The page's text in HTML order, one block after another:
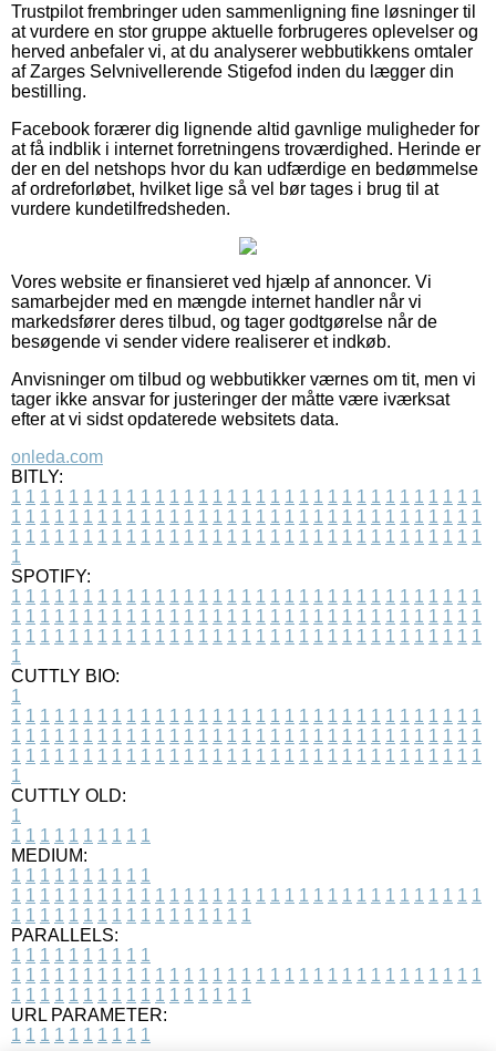
Trustpilot frembringer uden sammenligning fine løsninger til
at vurdere en stor gruppe aktuelle forbrugeres oplevelser og
herved anbefaler vi, at du analyserer webbutikkens omtaler
af Zarges Selvnivellerende Stigefod inden du lægger din
bestilling.
Facebook forærer dig lignende altid gavnlige muligheder for
at få indblik i internet forretningens troværdighed. Herinde er
der en del netshops hvor du kan udfærdige en bedømmelse
af ordreforløbet, hvilket lige så vel bør tages i brug til at
vurdere kundetilfredsheden.
Vores website er finansieret ved hjælp af annoncer. Vi
samarbejder med en mængde internet handler når vi
markedsfører deres tilbud, og tager godtgørelse når de
besøgende vi sender videre realiserer et indkøb.
Anvisninger om tilbud og webbutikker værnes om tit, men vi
tager ikke ansvar for justeringer der måtte være iværksat
efter at vi sidst opdaterede websitets data.
onleda.com
BITLY:
1 1 1 1 1 1 1 1 1 1 1 1 1 1 1 1 1 1 1 1 1 1 1 1 1 1 1 1 1 1 1 1 1
1 1 1 1 1 1 1 1 1 1 1 1 1 1 1 1 1 1 1 1 1 1 1 1 1 1 1 1 1 1 1 1 1
1 1 1 1 1 1 1 1 1 1 1 1 1 1 1 1 1 1 1 1 1 1 1 1 1 1 1 1 1 1 1 1 1
1
SPOTIFY:
1 1 1 1 1 1 1 1 1 1 1 1 1 1 1 1 1 1 1 1 1 1 1 1 1 1 1 1 1 1 1 1 1
1 1 1 1 1 1 1 1 1 1 1 1 1 1 1 1 1 1 1 1 1 1 1 1 1 1 1 1 1 1 1 1 1
1 1 1 1 1 1 1 1 1 1 1 1 1 1 1 1 1 1 1 1 1 1 1 1 1 1 1 1 1 1 1 1 1
1
CUTTLY BIO:
1
1 1 1 1 1 1 1 1 1 1 1 1 1 1 1 1 1 1 1 1 1 1 1 1 1 1 1 1 1 1 1 1 1
1 1 1 1 1 1 1 1 1 1 1 1 1 1 1 1 1 1 1 1 1 1 1 1 1 1 1 1 1 1 1 1 1
1 1 1 1 1 1 1 1 1 1 1 1 1 1 1 1 1 1 1 1 1 1 1 1 1 1 1 1 1 1 1 1 1
1
CUTTLY OLD:
1
1 1 1 1 1 1 1 1 1 1
MEDIUM:
1 1 1 1 1 1 1 1 1 1
1 1 1 1 1 1 1 1 1 1 1 1 1 1 1 1 1 1 1 1 1 1 1 1 1 1 1 1 1 1 1 1 1
1 1 1 1 1 1 1 1 1 1 1 1 1 1 1 1 1
PARALLELS:
1 1 1 1 1 1 1 1 1 1
1 1 1 1 1 1 1 1 1 1 1 1 1 1 1 1 1 1 1 1 1 1 1 1 1 1 1 1 1 1 1 1 1
1 1 1 1 1 1 1 1 1 1 1 1 1 1 1 1 1
URL PARAMETER:
1 1 1 1 1 1 1 1 1 1